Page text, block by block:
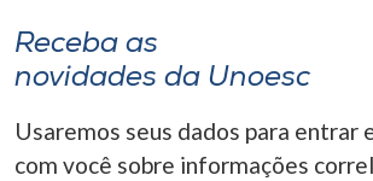
A-
Receba as
novidades da Unoesc
Usaremos seus dados para entrar
com você sobre informações